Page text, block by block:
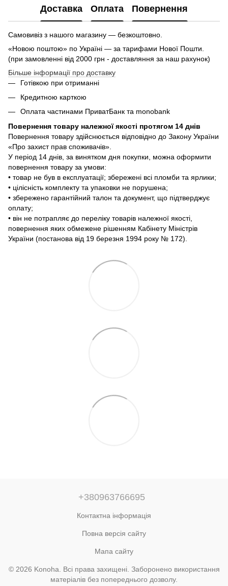
Доставка Оплата Повернення
Самовивіз з нашого магазину — безкоштовно.
«Новою поштою» по Україні — за тарифами Нової Пошти.
(при замовленні від 2000 грн - доставляння за наш рахунок)
Більше інформації про доставку
Готівкою при отриманні
Кредитною карткою
Оплата частинами ПриватБанк та monobank
Повернення товару належної якості протягом 14 днів
Повернення товару здійснюється відповідно до Закону України
«Про захист прав споживачів».
У період 14 днів, за винятком дня покупки, можна оформити
повернення товару за умови:
• товар не був в експлуатації; збережені всі пломби та ярлики;
• цілісність комплекту та упаковки не порушена;
• збережено гарантійний талон та документ, що підтверджує
оплату;
• він не потрапляє до переліку товарів належної якості,
повернення яких обмежене рішенням Кабінету Міністрів
України (постанова від 19 березня 1994 року № 172).
+380963766695
Контактна інформація
Повна версія сайту
Мапа сайту
© 2026 Konoha. Всі права захищені. Заборонено використання
матеріалів без попереднього дозволу.